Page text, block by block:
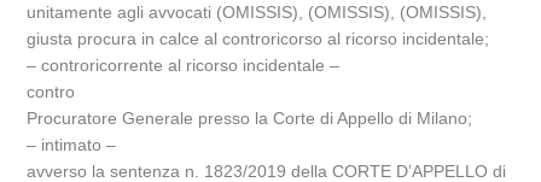
unitamente agli avvocati (OMISSIS), (OMISSIS), (OMISSIS),
giusta procura in calce al controricorso al ricorso incidentale;
– controricorrente al ricorso incidentale –
contro
Procuratore Generale presso la Corte di Appello di Milano;
– intimato –
avverso la sentenza n. 1823/2019 della CORTE D’APPELLO di